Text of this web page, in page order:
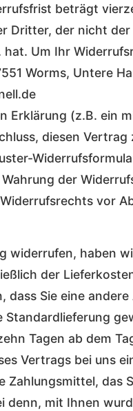
beträgt
Dritter, der nicht
Um Ihr
Worms, Untere
Erklärung (z.B. ein
diesen
der
vor
widerrufen, haben
der
dass Sie eine
Tagen ab dem
Vertrags bei uns
Zahlungsmittel, das
denn, mit Ihnen